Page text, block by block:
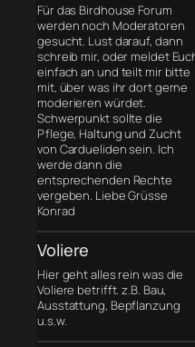
Für das Birdhouse Forum
werden noch Moderatoren
gesucht. Lust darauf, dann
schreib mir, oder meldet
einfach an und teilt mir bitte
mit, über was ihr dort gerne
moderieren würdet.
Schwerpunkt sollte die
Pflege, Haltung und Zucht
von Cardueliden sein. Ich
werde dann die
entsprechenden Rechte
vergeben. Liebe Grüsse
Konrad
Voliere
Hier geht alles rein was die
Voliere betrifft. z.B. Bau,
Ausstattung, Bepflanzung
u.s.w.